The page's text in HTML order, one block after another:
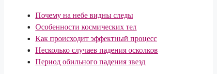
Почему на небе видны следы
Особенности космических тел
Как происходит эффектный процесс
Несколько случаев падения осколков
Период обильного падения звезд